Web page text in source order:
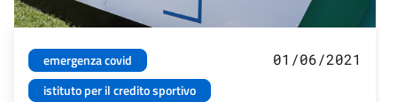
emergenza covid
istituto per il credito sportivo
01/06/2021